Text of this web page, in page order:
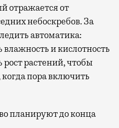
отражается от
небоскребов. За
автоматика:
и кислотность
растений, чтобы
пора включить
планируют до конца